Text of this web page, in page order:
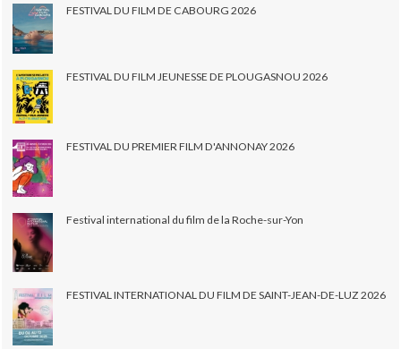
FESTIVAL DU FILM DE CABOURG 2026
FESTIVAL DU FILM JEUNESSE DE PLOUGASNOU 2026
FESTIVAL DU PREMIER FILM D'ANNONAY 2026
Festival international du film de la Roche-sur-Yon
FESTIVAL INTERNATIONAL DU FILM DE SAINT-JEAN-DE-LUZ 2026